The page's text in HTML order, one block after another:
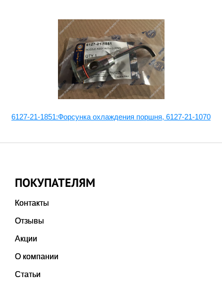
6127-21-1851:Форсунка охлаждения поршня, 6127-21-1070
ПОКУПАТЕЛЯМ
Контакты
Отзывы
Акции
О компании
Статьи